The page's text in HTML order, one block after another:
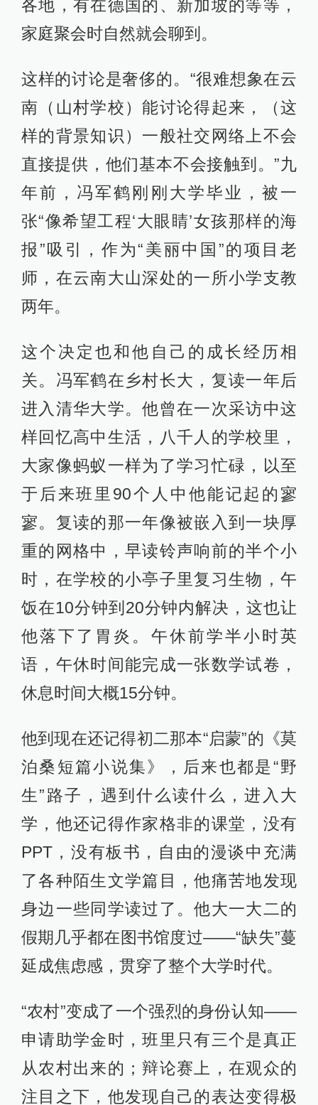
各地，有在德国的、新加坡的等等，
家庭聚会时自然就会聊到。
这样的讨论是奢侈的。“很难想象在云
南（山村学校）能讨论得起来，（这
样的背景知识）一般社交网络上不会
直接提供，他们基本不会接触到。”九
年前，冯军鹤刚刚大学毕业，被一
张“像希望工程‘大眼睛’女孩那样的海
报”吸引，作为“美丽中国”的项目老
师，在云南大山深处的一所小学支教
两年。
这个决定也和他自己的成长经历相
关。冯军鹤在乡村长大，复读一年后
进入清华大学。他曾在一次采访中这
样回忆高中生活，八千人的学校里，
大家像蚂蚁一样为了学习忙碌，以至
于后来班里90个人中他能记起的寥
寥。复读的那一年像被嵌入到一块厚
重的网格中，早读铃声响前的半个小
时，在学校的小亭子里复习生物，午
饭在10分钟到20分钟内解决，这也让
他落下了胃炎。午休前学半小时英
语，午休时间能完成一张数学试卷，
休息时间大概15分钟。
他到现在还记得初二那本“启蒙”的《莫
泊桑短篇小说集》，后来也都是“野
生”路子，遇到什么读什么，进入大
学，他还记得作家格非的课堂，没有
PPT，没有板书，自由的漫谈中充满
了各种陌生文学篇目，他痛苦地发现
身边一些同学读过了。他大一大二的
假期几乎都在图书馆度过——“缺失”蔓
延成焦虑感，贯穿了整个大学时代。
“农村”变成了一个强烈的身份认知——
申请助学金时，班里只有三个是真正
从农村出来的；辩论赛上，在观众的
注目之下，他发现自己的表达变得极